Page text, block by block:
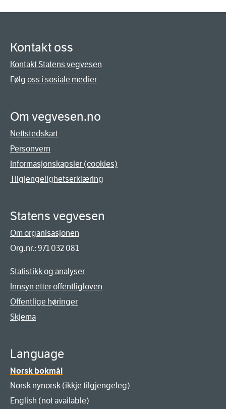
Kontakt oss
Kontakt Statens vegvesen
Følg oss i sosiale medier
Om vegvesen.no
Nettstedskart
Personvern
Informasjonskapsler (cookies)
Tilgjengelighetserklæring
Statens vegvesen
Om organisasjonen
Org.nr.: 971 032 081
Statistikk og analyser
Innsyn etter offentligloven
Offentlige høringer
Skjema
Language
Norsk bokmål
Norsk nynorsk (ikkje tilgjengeleg)
English (not available)